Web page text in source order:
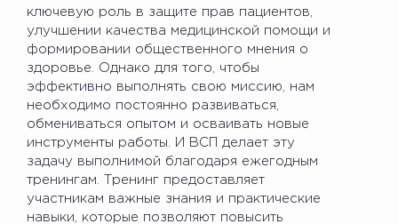
ключевую роль в защите прав пациентов,
улучшении качества медицинской помощи и
формировании общественного мнения о
здоровье. Однако для того, чтобы
эффективно выполнять свою миссию, нам
необходимо постоянно развиваться,
обмениваться опытом и осваивать новые
инструменты работы. И ВСП делает эту
задачу выполнимой благодаря ежегодным
тренингам. Тренинг предоставляет
участникам важные знания и практические
навыки, которые позволяют повысить